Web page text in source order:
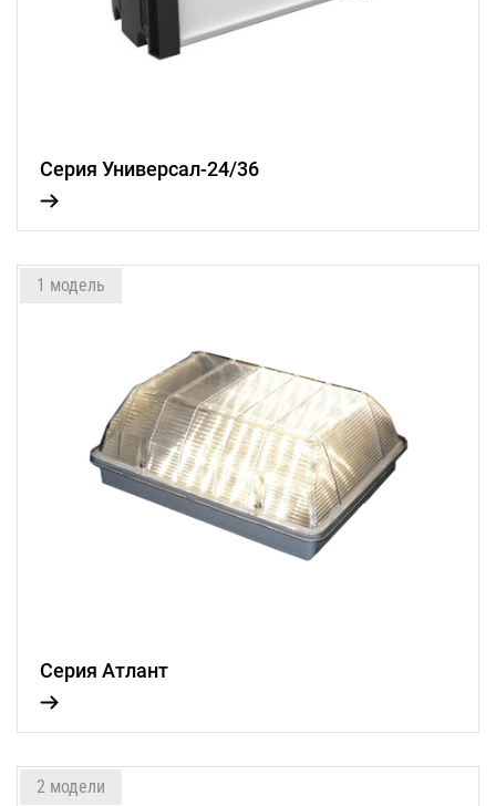
Серия Универсал-24/36
1 модель
Серия Атлант
2 модели